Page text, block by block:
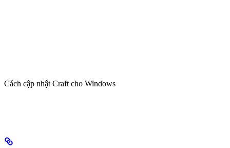
Cách cập nhật Craft cho Windows